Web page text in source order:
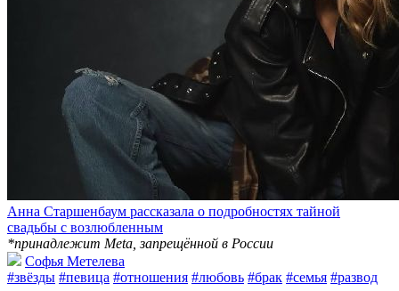
Анна Старшенбаум рассказала о подробностях тайной
свадьбы с возлюбленным
*принадлежит Meta, запрещённой в России
Софья Метелева
#звёзды #певица #отношения #любовь #брак #семья #развод